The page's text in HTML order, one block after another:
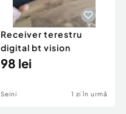
Receiver terestru
digital bt vision
98 lei
Seini 1 zi în urmă